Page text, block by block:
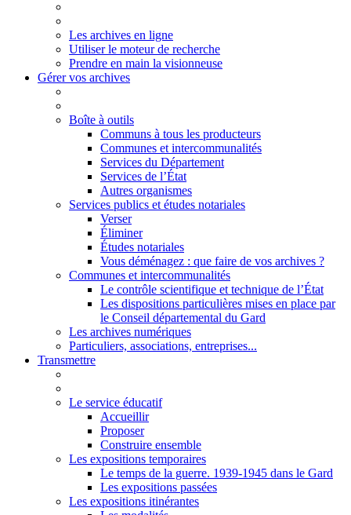
Les archives en ligne
Utiliser le moteur de recherche
Prendre en main la visionneuse
Gérer vos archives
Boîte à outils
Communs à tous les producteurs
Communes et intercommunalités
Services du Département
Services de l’État
Autres organismes
Services publics et études notariales
Verser
Éliminer
Études notariales
Vous déménagez : que faire de vos archives ?
Communes et intercommunalités
Le contrôle scientifique et technique de l’État
Les dispositions particulières mises en place par
le Conseil départemental du Gard
Les archives numériques
Particuliers, associations, entreprises...
Transmettre
Le service éducatif
Accueillir
Proposer
Construire ensemble
Les expositions temporaires
Le temps de la guerre. 1939-1945 dans le Gard
Les expositions passées
Les expositions itinérantes